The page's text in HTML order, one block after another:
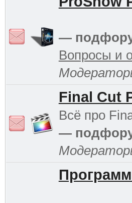
—
Вопросы и
Final Cut
Всё про
—